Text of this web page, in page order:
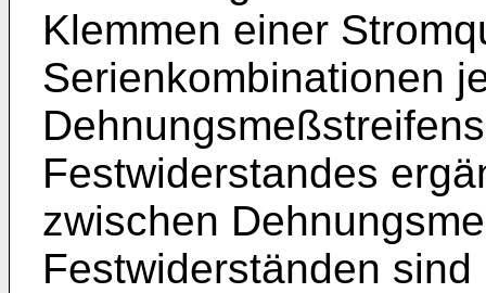
Klemmen einer
Serienkombinationen
Festwiderstandes
zwischen
Festwiderständen